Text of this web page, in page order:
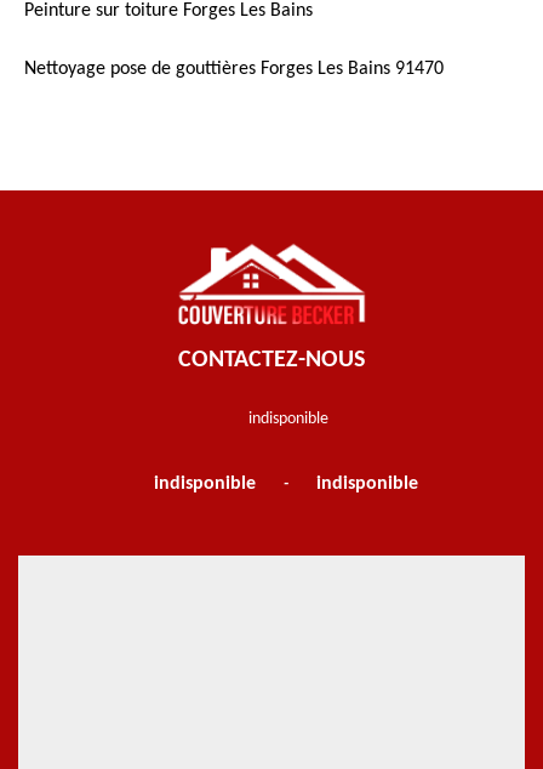
Peinture sur toiture Forges Les Bains
Nettoyage pose de gouttières Forges Les Bains 91470
CONTACTEZ-NOUS
indisponible
indisponible - indisponible